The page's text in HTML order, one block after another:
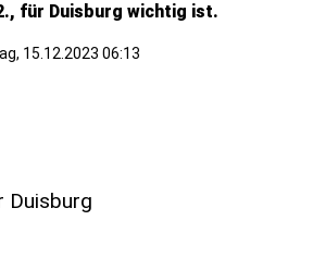
für Duisburg wichtig ist.
15.12.2023 06:13
Duisburg